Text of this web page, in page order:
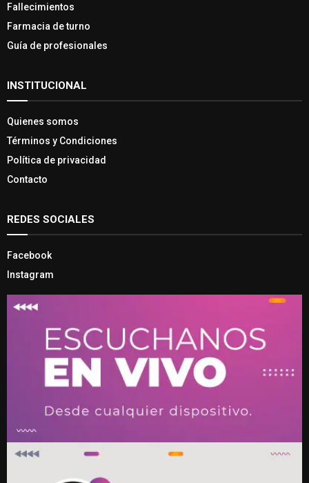
Fallecimientos
Farmacia de turno
Guía de profesionales
INSTITUCIONAL
Quienes somos
Términos y Condiciones
Política de privacidad
Contacto
REDES SOCIALES
Facebook
Instagram